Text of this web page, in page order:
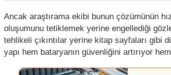
Ancak araştırama ekibi bunun çözümünün
oluşumunu tetiklemek yerine engellediği
tehlikeli çıkıntılar yerine kitap sayfaları gibi
yapı hem bataryanın güvenliğini artırıyor